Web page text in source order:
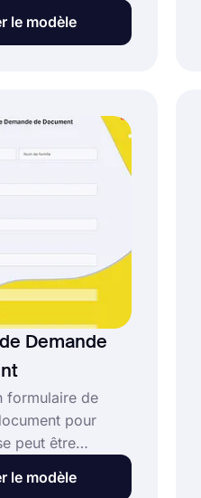
leurs objectifs
un rôle énorme
pour vos
vous
grâce au
de formulaire de
de
le modèle
Demande
formulaire de
pour
peut être
offre de
le modèle